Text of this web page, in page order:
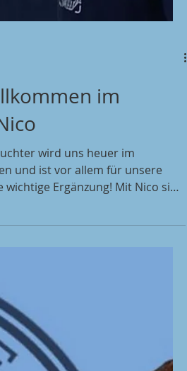
wird uns heuer im
und ist vor allem für unsere
Ergänzung! Mit Nico sind
und können gleichzeitig
wie Tilen Kosi und Dorjan
bestmöglich entlasten
uns, dich im HLA-Kader